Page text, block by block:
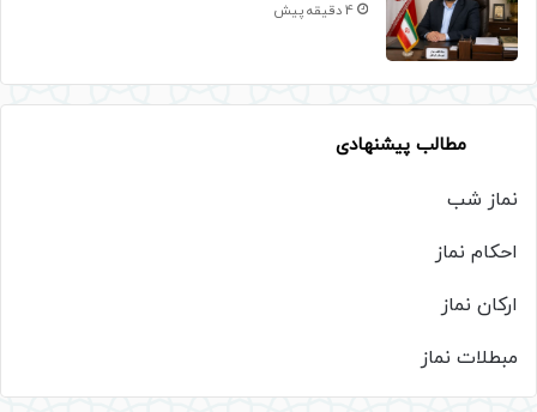
4 دقیقه پیش
مطالب پیشنهادی
نماز شب
احکام نماز
ارکان نماز
مبطلات نماز